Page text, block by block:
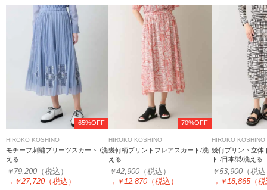
65%OFF
HIROKO KOSHINO
モチーフ刺繍プリーツスカート /洗
える
￥79,200 （税込）
→ ￥27,720 （税込）
70%OFF
HIROKO KOSHINO
幾何柄プリントフレアスカート/洗
える
￥42,900（税込）
→ ￥12,870 （税込）
HIROKO KOSHINO
幾何プリント立体
ト /日本製/洗える
￥53,900（税
→ ￥18,865（